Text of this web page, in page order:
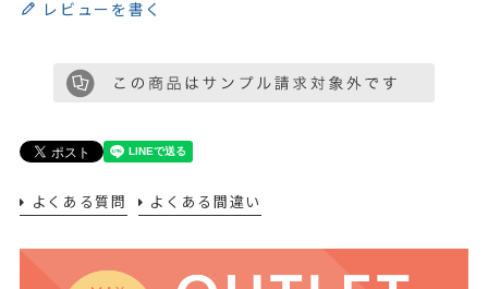
レビューを書く
よくある質問 よくある間違い